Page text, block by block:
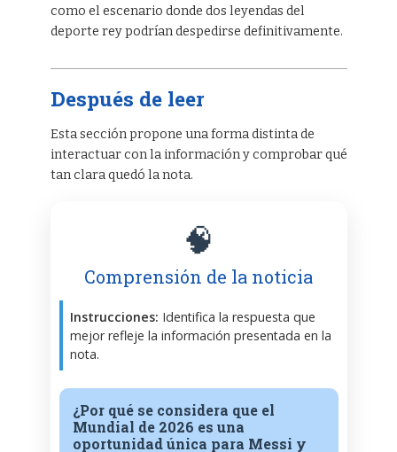
como el escenario donde dos leyendas del
deporte rey podrían despedirse definitivamente.
Después de leer
Esta sección propone una forma distinta de
interactuar con la información y comprobar qué
tan clara quedó la nota.
🧠
Comprensión de la noticia
Instrucciones: Identifica la respuesta que
mejor refleje la información presentada en la
nota.
¿Por qué se considera que el
Mundial de 2026 es una
oportunidad única para Messi y